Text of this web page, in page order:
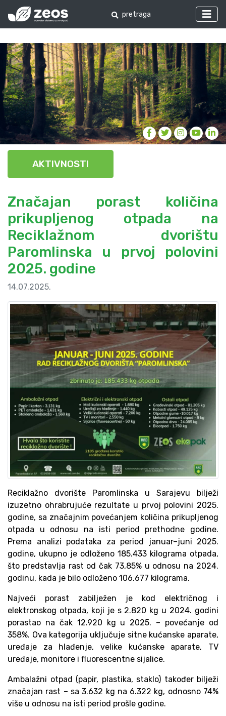
AKTIVNOSTI
Značajan porast količina
prikupljenog otpada na
Reciklažnom dvorištu
Paromlinska u prvoj polovini
2025. godine
14.07.2025.
Reciklažno dvorište Paromlinska u Sarajevu bilježi
izuzetno ohrabrujuće rezultate u prvoj polovini 2025.
godine, sa značajnim povećanjem količina prikupljenog
otpada u odnosu na isti period prethodne godine.
Prema analizi podataka za period januar–juni 2025.
godine, ukupno je odloženo 185.433 kilograma otpada,
što predstavlja rast od čak 73,85% u odnosu na 2024.
godinu, kada je bilo odloženo 106.677 kilograma.
Najveći porast zabilježen je kod električnog i
elektronskog otpada, koji je s 2.820 kg u 2024. godini
porastao na čak 12.920 kg u 2025. – povećanje od
358%. Ova kategorija uključuje sitne kućanske aparate,
uređaje za hlađenje, velike kućanske aparate, TV
uređaje, monitore i fluorescentne sijalice.
Ambalažni otpad (papir, plastika, staklo) također bilježi
značajan rast – sa 3.632 kg na 6.322 kg, odnosno 74%
više u odnosu na isti period prošle godine.